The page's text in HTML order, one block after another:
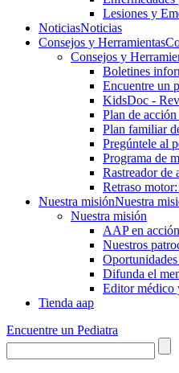
Lesiones y
NoticiasNoticias
Consejos y Herramientas
Consejos y
Boletines
Encuentre un
KidsDoc -
Plan de
Plan familiar
Pregúntele al
Programa de
Rastre​​ador de
Retraso
Nuestra misiónNuestra
Nuestra misión
AAP en acción
Nuestros
Difunda el
Editor médico
Tienda aap
Encuentre un Pediatra